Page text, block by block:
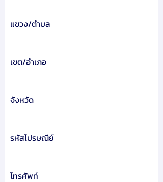
แขวง/ตำบล
เขต/อำเภอ
จังหวัด
รหัสไปรษณีย์
โทรศัพท์